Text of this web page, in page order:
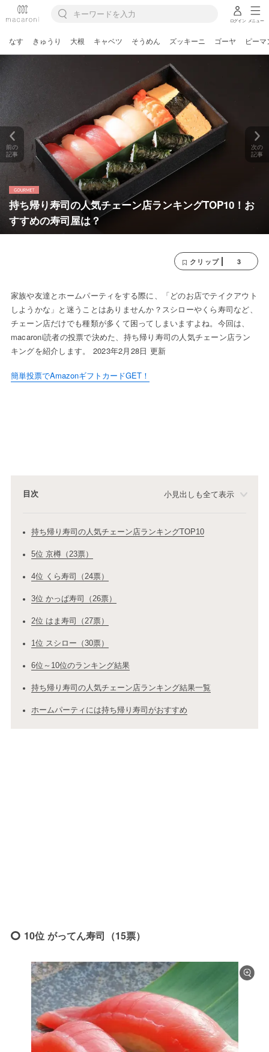
ログイン メニュー
なす きゅうり 大根 キャベツ そうめん ズッキーニ ゴーヤ ピーマ
持ち帰り寿司の人気チェーン店ランキングTOP10！お
すすめの寿司屋は？
前の
記事
次の
記事
クリップ 3
家族や友達とホームパーティをする際に、「どのお店でテイクアウト
しようかな」と迷うことはありませんか？スシローやくら寿司など、
チェーン店だけでも種類が多くて困ってしまいますよね。今回は、
macaroni読者の投票で決めた、持ち帰り寿司の人気チェーン店ラン
キングを紹介します。 2023年2月28日 更新
簡単投票でAmazonギフトカードGET！
目次 小見出しも全て表示
持ち帰り寿司の人気チェーン店ランキングTOP10
5位 京樽（23票）
4位 くら寿司（24票）
3位 かっぱ寿司（26票）
2位 はま寿司（27票）
1位 スシロー（30票）
6位～10位のランキング結果
持ち帰り寿司の人気チェーン店ランキング結果一覧
ホームパーティには持ち帰り寿司がおすすめ
10位 がってん寿司（15票）